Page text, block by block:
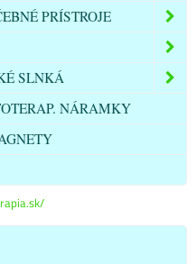
PRÍSTROJE
SLNKÁ
NÁRAMKY